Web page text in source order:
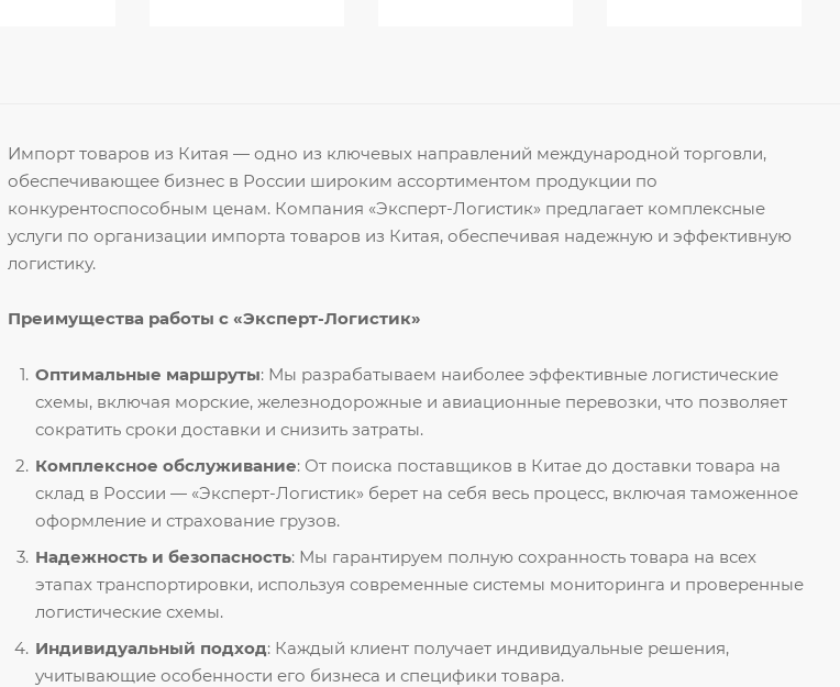
Импорт товаров из Китая — одно из ключевых направлений международной торговли,
обеспечивающее бизнес в России широким ассортиментом продукции по
конкурентоспособным ценам. Компания «Эксперт-Логистик» предлагает комплексные
услуги по организации импорта товаров из Китая, обеспечивая надежную и эффективную
логистику.
Преимущества работы с «Эксперт-Логистик»
Оптимальные маршруты: Мы разрабатываем наиболее эффективные логистические
схемы, включая морские, железнодорожные и авиационные перевозки, что позволяет
сократить сроки доставки и снизить затраты.
Комплексное обслуживание: От поиска поставщиков в Китае до доставки товара на
склад в России — «Эксперт-Логистик» берет на себя весь процесс, включая таможенное
оформление и страхование грузов.
Надежность и безопасность: Мы гарантируем полную сохранность товара на всех
этапах транспортировки, используя современные системы мониторинга и проверенные
логистические схемы.
Индивидуальный подход: Каждый клиент получает индивидуальные решения,
учитывающие особенности его бизнеса и специфики товара.